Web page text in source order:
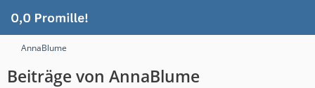
AnnaBlume
Beiträge von AnnaBlume